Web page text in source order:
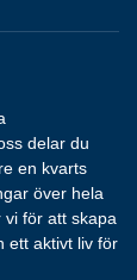
delar du
en kvarts
över hela
vi för att skapa
ett aktivt liv för